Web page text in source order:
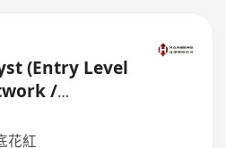
(Entry Level
/
花紅